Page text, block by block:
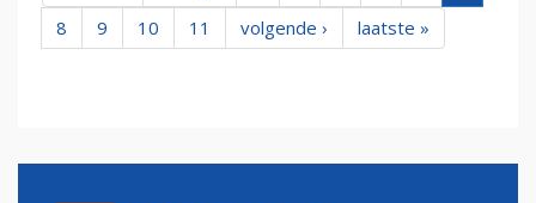
8
9 10 11 volgende › laatste »